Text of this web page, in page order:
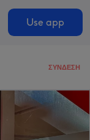
Use app
ΣΎΝΔΕΣΗ